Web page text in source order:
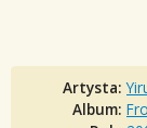
Artysta:
Album: